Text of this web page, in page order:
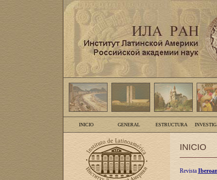
INICIO GENERAL ESTRUCTURA
INICIO
Revista